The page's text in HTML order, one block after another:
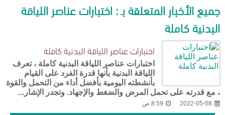
جميع الأخبار المتعلقة بـ : اختبارات عناصر اللياقة
البدنية كاملة
اختبارات عناصر اللياقة البدنية كاملة
اختبارات عناصر اللياقة البدنية كاملة ، تعرف
اللياقة البدنية بأنها قدرة الفرد على القيام
بأنشطته اليومية بأفضل أداء من التحمل والقوة
، مع قدرته على تحمل المرض والضغط والإجهاد. وتجدر الإشار...
2022-05-08 8:59 ص